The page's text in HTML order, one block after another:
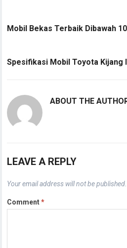
Mobil Bekas Terbaik Dibawah
Spesifikasi Mobil Toyota Kijang
ABOUT THE
LEAVE A REPLY
Your email address will not be published.
Comment*